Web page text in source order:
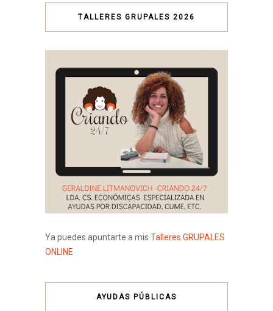
TALLERES GRUPALES 2026
Ya puedes apuntarte a mis Talleres GRUPALES
ONLINE
AYUDAS PÚBLICAS